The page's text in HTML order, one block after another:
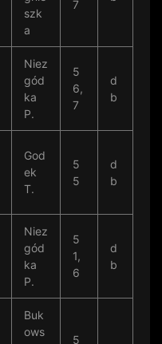
szk
a
7
Niez
gód
ka
P.
5
6,
7
d
b
God
ek
T.
5
5
d
b
Niez
gód
ka
P.
5
1,
6
d
b
Buk
ows
5